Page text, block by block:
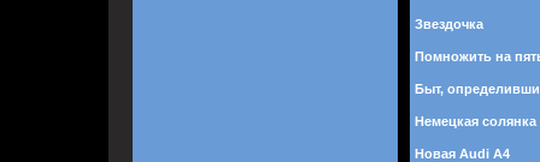
Звездочка
Помножить на
Быт,
Немецкая солянка
Новая Audi A4